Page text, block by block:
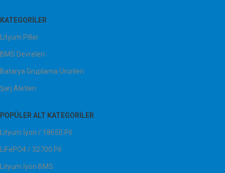
KATEGORILER
Lityum Piller
BMS Devreleri
Batarya Gruplama Ürünleri
Şarj Aletleri
POPÜLER ALT KATEGORILER
Lityum İyon / 18650 Pil
LiFePO4 / 32700 Pil
Lityum İyon BMS